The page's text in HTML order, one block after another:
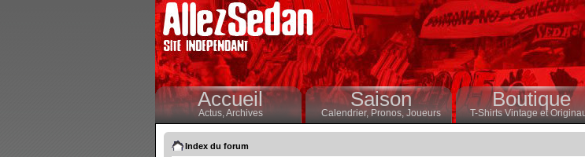
Accueil
Actus,Archives
Saison
Calendrier,Pronos, Joueurs
Boutique
T-Shirts Vintage et
Index du forum